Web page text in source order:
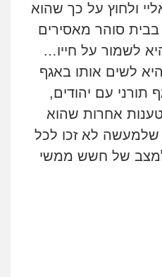
ולחוץ על כך שהוא
סוהר מאסירים
לשמור על חייו…
לשים אותו באגף
עם יהודים,
אחרות שהוא
שלמעשה לא זכו לכל
למצב של חשש ממשי